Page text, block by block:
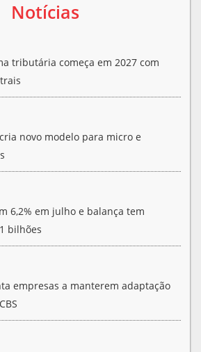
Notícias
tributária começa em 2027 com
novo modelo para micro e
6,2% em julho e balança tem
bilhões
empresas a manterem adaptação